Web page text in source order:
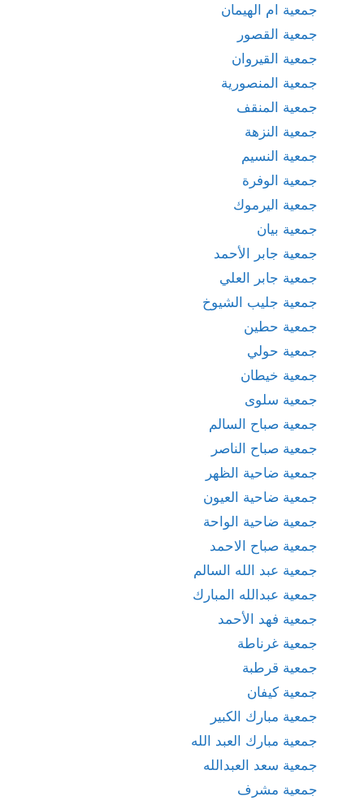
جمعية ام الهيمان
جمعية القصور
جمعية القيروان
جمعية المنصورية
جمعية المنقف
جمعية النزهة
جمعية النسيم
جمعية الوفرة
جمعية اليرموك
جمعية بيان
جمعية جابر الأحمد
جمعية جابر العلي
جمعية جليب الشيوخ
جمعية حطين
جمعية حولي
جمعية خيطان
جمعية سلوى
جمعية صباح السالم
جمعية صباح الناصر
جمعية ضاحية الظهر
جمعية ضاحية العيون
جمعية ضاحية الواحة
جمعية صباح الاحمد
جمعية عبد الله السالم
جمعية عبدالله المبارك
جمعية فهد الأحمد
جمعية غرناطة
جمعية قرطبة
جمعية كيفان
جمعية مبارك الكبير
جمعية مبارك العبد الله
جمعية سعد العبدالله
جمعية مشرف